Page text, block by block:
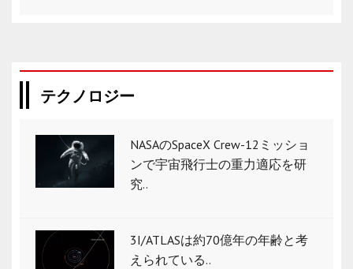
テクノロジー
NASAのSpaceX Crew-12ミッショ
ンで宇宙飛行士の重力適応を研
究..
3I/ATLASは約70億年の年齢と考
えられている..